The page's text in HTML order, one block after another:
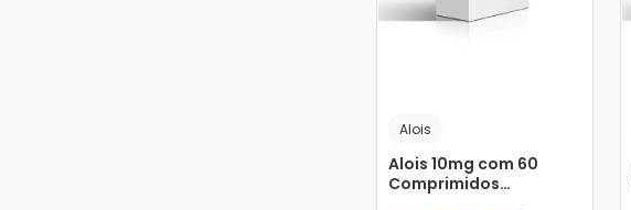
Alois
Alois 10mg com 60
Comprimidos